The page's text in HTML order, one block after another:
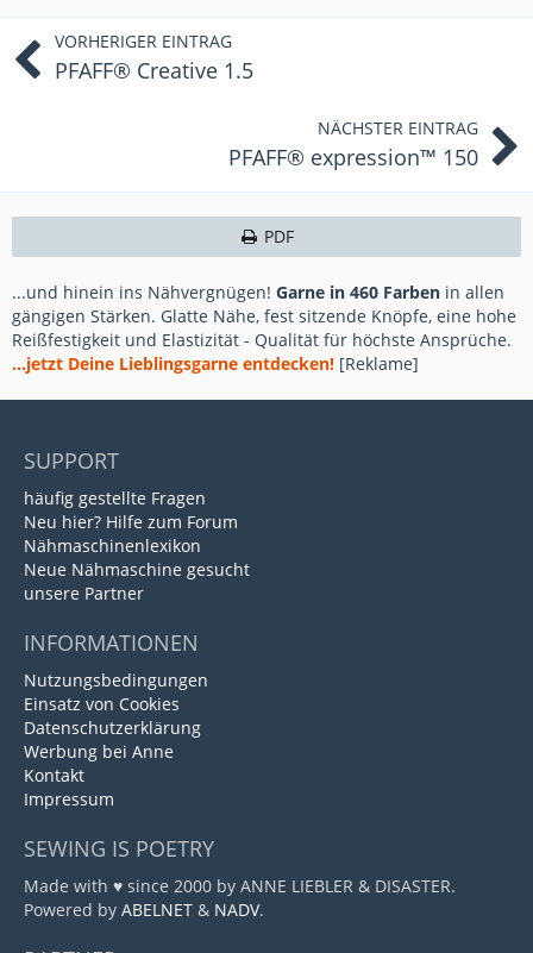
VORHERIGER EINTRAG
PFAFF® Creative 1.5
NÄCHSTER EINTRAG
PFAFF® expression™ 150
PDF
...und hinein ins Nähvergnügen! Garne in 460 Farben in allen
gängigen Stärken. Glatte Nähe, fest sitzende Knöpfe, eine hohe
Reißfestigkeit und Elastizität - Qualität für höchste Ansprüche.
...jetzt Deine Lieblingsgarne entdecken! [Reklame]
SUPPORT
häufig gestellte Fragen
Neu hier? Hilfe zum Forum
Nähmaschinenlexikon
Neue Nähmaschine gesucht
unsere Partner
INFORMATIONEN
Nutzungsbedingungen
Einsatz von Cookies
Datenschutzerklärung
Werbung bei Anne
Kontakt
Impressum
SEWING IS POETRY
Made with ♥ since 2000 by ANNE LIEBLER & DISASTER.
Powered by ABELNET & NADV.